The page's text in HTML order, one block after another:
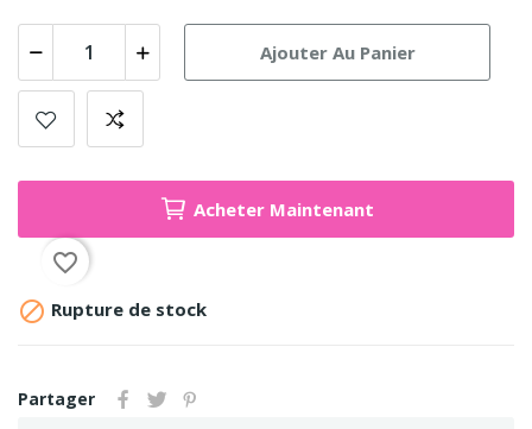
Ajouter Au Panier
Acheter Maintenant
favorite_border
 Rupture de stock
Partager